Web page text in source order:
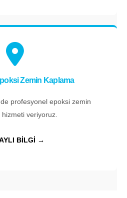
Zemin Kaplama
profesyonel epoksi zemin
veriyoruz.
BİLGİ →